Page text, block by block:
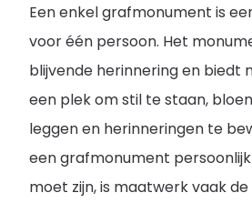
Een enkel grafmonument is
voor één persoon. Het
blijvende herinnering en biedt
een plek om stil te staan,
leggen en herinneringen te
een grafmonument
moet zijn, is maatwerk vaak